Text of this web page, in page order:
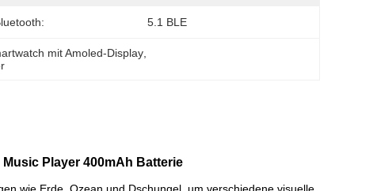
5.1 BLE
mit Amoled-Display
Player 400mAh Batterie